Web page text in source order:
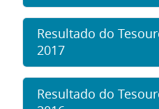
Resultado do
2017
Resultado do